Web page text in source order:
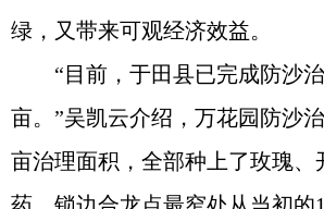
绿，又带来可观经济效益。
“目前，于田县已完成防沙
亩。”吴凯云介绍，万花园防沙
亩治理面积，全部种上了玫瑰、